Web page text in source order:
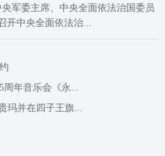
军委主席、中央全面依法治国委员
开中央全面依法治...
周年音乐会《永...
玛并在四子王旗...